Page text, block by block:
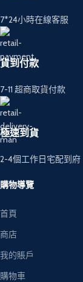
7*24小時在線客服
貨到付款
7-11 超商取貨付款
極速到貨
2-4個工作日宅配到府
購物導覽
首頁
商店
我的賬戶
購物車